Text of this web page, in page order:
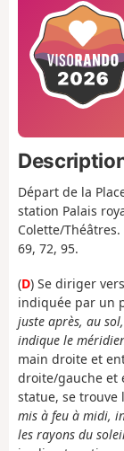
Départ de la
station Palais
Colette/
69, 72, 95.
(D) Se diriger
indiquée par un
juste après, au
indique le
main droite et
droite/gauche et
statue, se trouve
mis à feu à midi,
les rayons du